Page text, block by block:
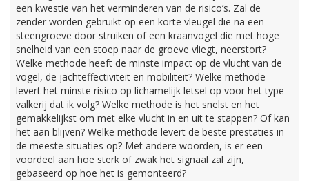
een kwestie van het verminderen van de risico’s. Zal de
zender worden gebruikt op een korte vleugel die na een
steengroeve door struiken of een kraanvogel die met hoge
snelheid van een stoep naar de groeve vliegt, neerstort?
Welke methode heeft de minste impact op de vlucht van de
vogel, de jachteffectiviteit en mobiliteit? Welke methode
levert het minste risico op lichamelijk letsel op voor het type
valkerij dat ik volg? Welke methode is het snelst en het
gemakkelijkst om met elke vlucht in en uit te stappen? Of kan
het aan blijven? Welke methode levert de beste prestaties in
de meeste situaties op? Met andere woorden, is er een
voordeel aan hoe sterk of zwak het signaal zal zijn,
gebaseerd op hoe het is gemonteerd?